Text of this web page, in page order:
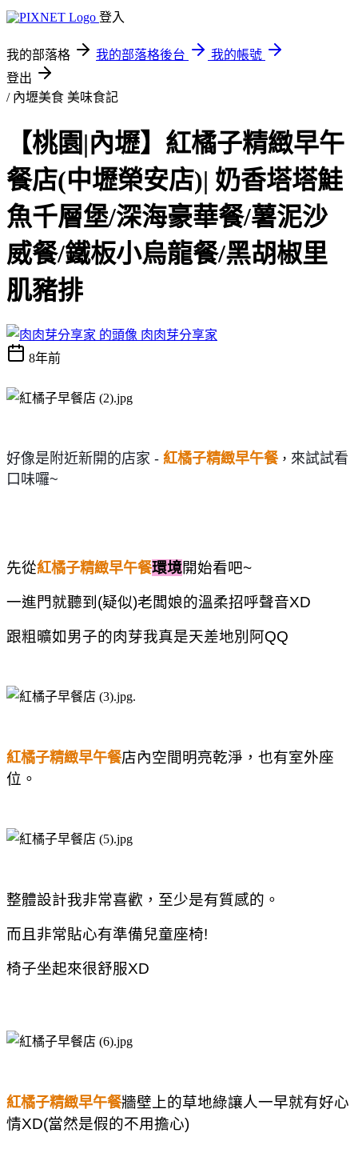
登入
我的部落格 我的部落格後台
我的帳號
登出
/ 內壢美食 美味食記
【桃園|內壢】紅橘子精緻早午
餐店(中壢榮安店)| 奶香塔塔鮭
魚千層堡/深海豪華餐/薯泥沙
威餐/鐵板小烏龍餐/黑胡椒里
肌豬排
肉肉芽分享家
8年前
好像是附近新開的店家 - 紅橘子精緻早午餐， 來試試看
口味囉~
先從紅橘子精緻早午餐環境開始看吧~
一進門就聽到(疑似)老闆娘的溫柔招呼聲音XD
跟粗曠如男子的肉芽我真是天差地別阿QQ
.
紅橘子精緻早午餐店內空間明亮乾淨，也有室外座
位。
整體設計我非常喜歡，至少是有質感的。
而且非常貼心有準備兒童座椅!
椅子坐起來很舒服XD
紅橘子精緻早午餐牆壁上的草地綠讓人一早就有好心
情XD(當然是假的不用擔心)